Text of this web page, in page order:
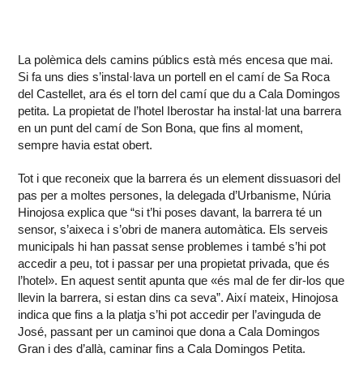
La polèmica dels camins públics està més encesa que mai.
Si fa uns dies s’instal·lava un portell en el camí de Sa Roca
del Castellet, ara és el torn del camí que du a Cala Domingos
petita. La propietat de l’hotel Iberostar ha instal·lat una barrera
en un punt del camí de Son Bona, que fins al moment,
sempre havia estat obert.
Tot i que reconeix que la barrera és un element dissuasori del
pas per a moltes persones, la delegada d’Urbanisme, Núria
Hinojosa explica que “si t’hi poses davant, la barrera té un
sensor, s’aixeca i s’obri de manera automàtica. Els serveis
municipals hi han passat sense problemes i també s’hi pot
accedir a peu, tot i passar per una propietat privada, que és
l’hotel». En aquest sentit apunta que «és mal de fer dir-los que
llevin la barrera, si estan dins ca seva”. Així mateix, Hinojosa
indica que fins a la platja s’hi pot accedir per l’avinguda de
José, passant per un caminoi que dona a Cala Domingos
Gran i des d’allà, caminar fins a Cala Domingos Petita.